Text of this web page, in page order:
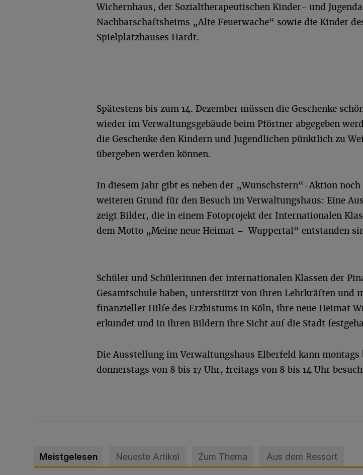
Wichernhaus, der Sozialtherapeutischen Kinder- und
Nachbarschaftsheims „Alte Feuerwache“ sowie die Kinder
Spielplatzhauses Hardt.
Spätestens bis zum 14. Dezember müssen die Geschenke
wieder im Verwaltungsgebäude beim Pförtner abgegeben
die Geschenke den Kindern und Jugendlichen pünktlich zu
übergeben werden können.
In diesem Jahr gibt es neben der „Wunschstern“-Aktion noch
weiteren Grund für den Besuch im Verwaltungshaus: Eine
zeigt Bilder, die in einem Fotoprojekt der Internationalen
dem Motto „Meine neue Heimat – Wuppertal“ entstanden
Schüler und Schülerinnen der internationalen Klassen der
Gesamtschule haben, unterstützt von ihren Lehrkräften und
finanzieller Hilfe des Erzbistums in Köln, ihre neue Heimat
erkundet und in ihren Bildern ihre Sicht auf die Stadt
Die Ausstellung im Verwaltungshaus Elberfeld kann montags
donnerstags von 8 bis 17 Uhr, freitags von 8 bis 14 Uhr
Meistgelesen Neueste Artikel Zum Thema Aus dem Ressort